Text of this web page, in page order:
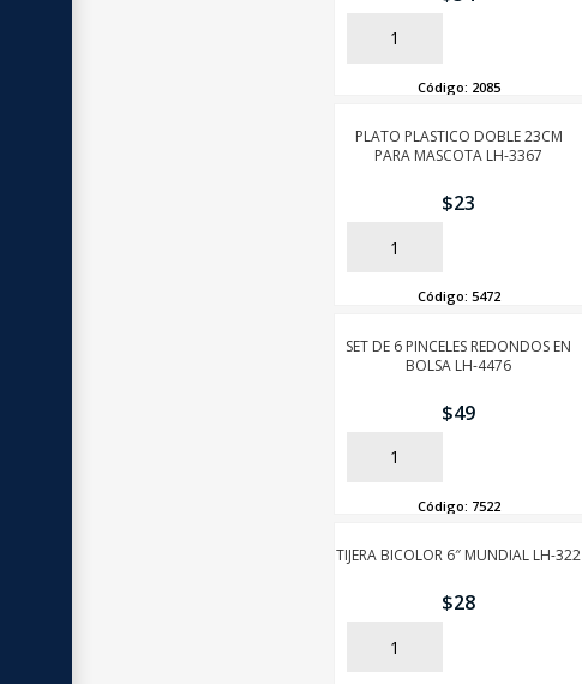
AÑADIR
Código: 2085
PLATO PLASTICO DOBLE 23CM
PARA MASCOTA LH-3367
$23
AÑADIR
Código: 5472
SET DE 6 PINCELES REDONDOS EN
BOLSA LH-4476
$49
AÑADIR
Código: 7522
TIJERA BICOLOR 6″ MUNDIAL LH-322
$28
AÑADIR